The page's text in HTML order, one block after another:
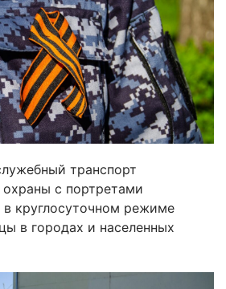
транспорт
с портретами
в круглосуточном режиме
в городах и населенных